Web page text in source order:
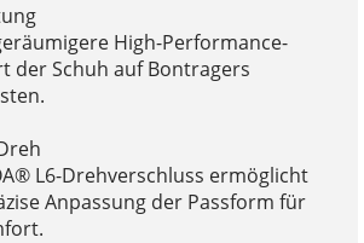
High-Performance-
der Schuh auf Bontragers
L6-Drehverschluss ermöglicht
Anpassung der Passform für